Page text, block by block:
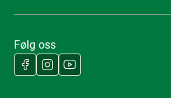
Følg oss